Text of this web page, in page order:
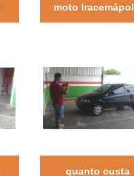
moto
quanto custa